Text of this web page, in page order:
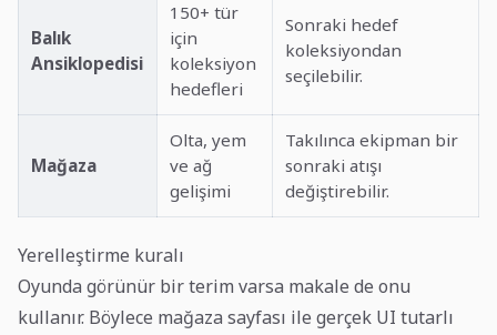
Balık
Ansiklopedisi
150+ tür
için
koleksiyon
hedefleri
Sonraki hedef
koleksiyondan
seçilebilir.
Mağaza
Olta, yem
ve ağ
gelişimi
Takılınca ekipman bir
sonraki atışı
değiştirebilir.
Yerelleştirme kuralı
Oyunda görünür bir terim varsa makale de onu
kullanır. Böylece mağaza sayfası ile gerçek UI tutarlı